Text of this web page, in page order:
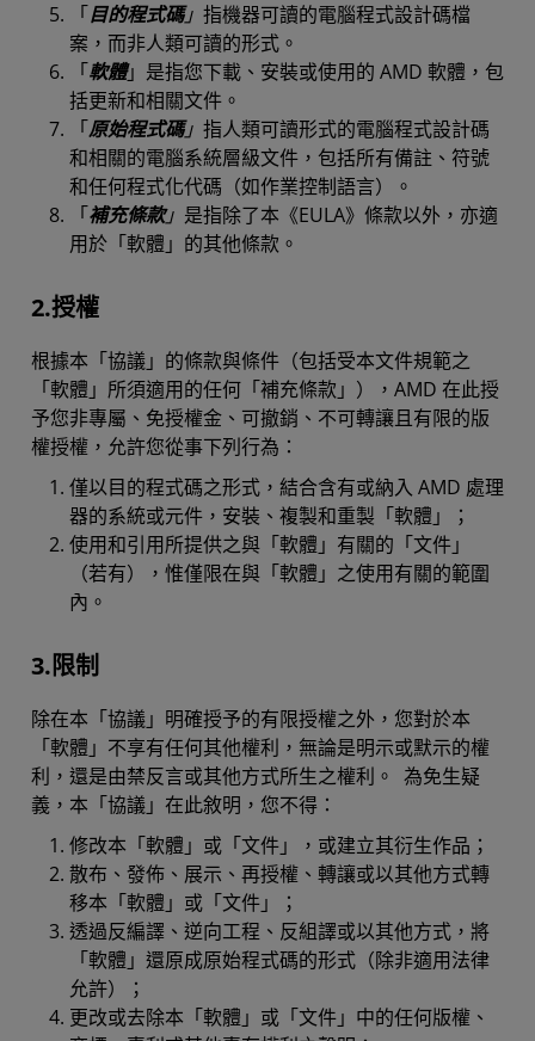
「目的程式碼」 指機器可讀的電腦程式設計碼檔
案，而非人類可讀的形式。
「軟體」是指您下載、安裝或使用的 AMD 軟體，包
括更新和相關文件。
「原始程式碼」 指人類可讀形式的電腦程式設計碼
和相關的電腦系統層級文件，包括所有備註、符號
和任何程式化代碼（如作業控制語言）。
「補充條款」 是指除了本《EULA》條款以外，亦適
用於「軟體」的其他條款。
2.授權
根據本「協議」的條款與條件（包括受本文件規範之
「軟體」所須適用的任何「補充條款」），AMD 在此授
予您非專屬、免授權金、可撤銷、不可轉讓且有限的版
權授權，允許您從事下列行為：
僅以目的程式碼之形式，結合含有或納入 AMD 處理
器的系統或元件，安裝、複製和重製「軟體」；
使用和引用所提供之與「軟體」有關的「文件」
（若有），惟僅限在與「軟體」之使用有關的範圍
內。
3.限制
除在本「協議」明確授予的有限授權之外，您對於本
「軟體」不享有任何其他權利，無論是明示或默示的權
利，還是由禁反言或其他方式所生之權利。 為免生疑
義，本「協議」在此敘明，您不得：
修改本「軟體」或「文件」，或建立其衍生作品；
散布、發佈、展示、再授權、轉讓或以其他方式轉
移本「軟體」或「文件」；
透過反編譯、逆向工程、反組譯或以其他方式，將
「軟體」還原成原始程式碼的形式（除非適用法律
允許）；
更改或去除本「軟體」或「文件」中的任何版權、